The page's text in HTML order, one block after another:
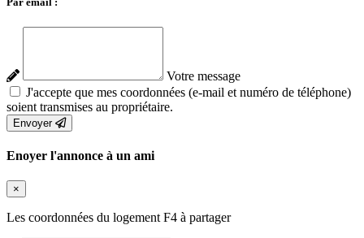
Votre message
J'accepte que mes coordonnées (e-mail et numéro de téléphone)
soient transmises au propriétaire.
Envoyer
Enoyer l'annonce à un ami
×
Les coordonnées du logement F4 à partager